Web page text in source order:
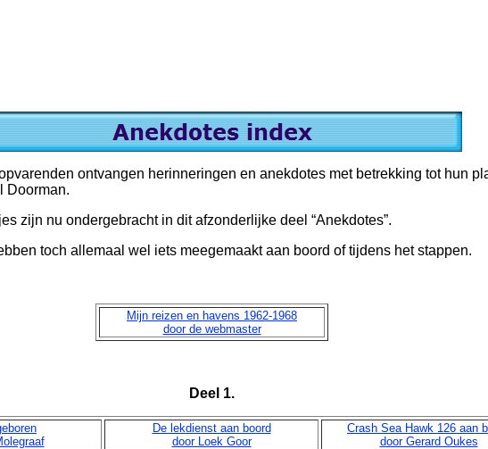
ontvangen herinneringen en anekdotes met betrekking tot hun
Doorman.
zijn nu ondergebracht in dit afzonderlijke deel “Anekdotes”.
toch allemaal wel iets meegemaakt aan boord of tijdens het stappen.
Mijn reizen en havens 1962-1968
door de webmaster
Deel 1.
De lekdienst aan boord
door Loek Goor
Crash Sea Hawk 126 aan
door Gerard Oukes